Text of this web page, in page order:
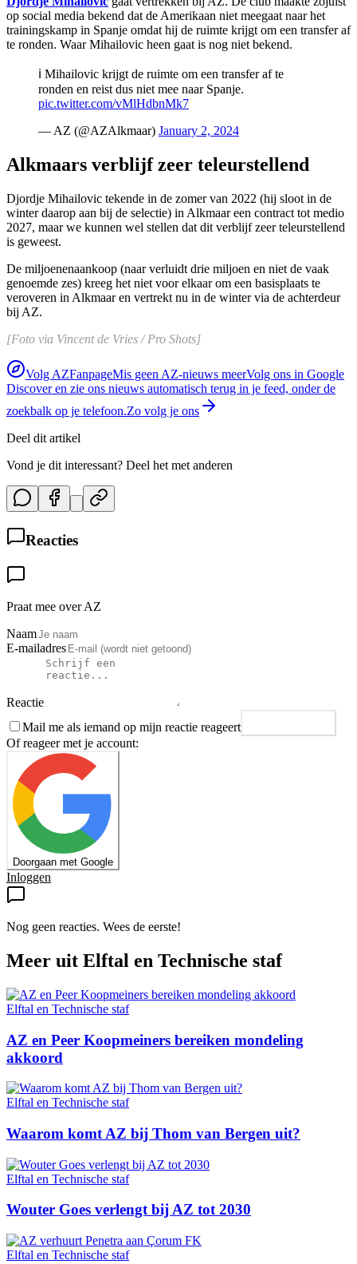
op social media bekend dat de Amerikaan niet meegaat naar het
trainingskamp in Spanje omdat hij de ruimte krijgt om een transfer af
te ronden. Waar Mihailovic heen gaat is nog niet bekend.
ℹ️ Mihailovic krijgt de ruimte om een transfer af te
ronden en reist dus niet mee naar Spanje.
pic.twitter.com/vMlHdbnMk7
— AZ (@AZAlkmaar) January 2, 2024
Alkmaars verblijf zeer teleurstellend
Djordje Mihailovic tekende in de zomer van 2022 (hij sloot in de
winter daarop aan bij de selectie) in Alkmaar een contract tot medio
2027, maar we kunnen wel stellen dat dit verblijf zeer teleurstellend
is geweest.
De miljoenenaankoop (naar verluidt drie miljoen en niet de vaak
genoemde zes) kreeg het niet voor elkaar om een basisplaats te
veroveren in Alkmaar en vertrekt nu in de winter via de achterdeur
bij AZ.
[Foto via Vincent de Vries / Pro Shots]
Volg AZFanpageMis geen AZ-nieuws meerVolg ons in Google
Discover en zie ons nieuws automatisch terug in je feed, onder de
zoekbalk op je telefoon.Zo volg je ons
Deel dit artikel
Vond je dit interessant? Deel het met anderen
Reacties
Praat mee over AZ
Naam
E-mailadres
Reactie
Mail me als iemand op mijn reactie reageert
Of reageer met je account:
Doorgaan met Google
Inloggen
Nog geen reacties. Wees de eerste!
Meer uit Elftal en Technische staf
Elftal en Technische staf
AZ en Peer Koopmeiners bereiken mondeling
akkoord
Elftal en Technische staf
Waarom komt AZ bij Thom van Bergen uit?
Elftal en Technische staf
Wouter Goes verlengt bij AZ tot 2030
Elftal en Technische staf